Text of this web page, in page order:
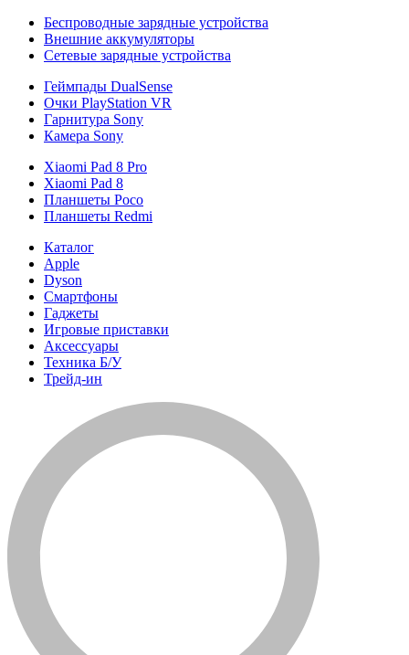
Беспроводные зарядные устройства
Внешние аккумуляторы
Сетевые зарядные устройства
Геймпады DualSense
Очки PlayStation VR
Гарнитура Sony
Камера Sony
Xiaomi Pad 8 Pro
Xiaomi Pad 8
Планшеты Poco
Планшеты Redmi
Каталог
Apple
Dyson
Смартфоны
Гаджеты
Игровые приставки
Аксессуары
Техника Б/У
Трейд-ин